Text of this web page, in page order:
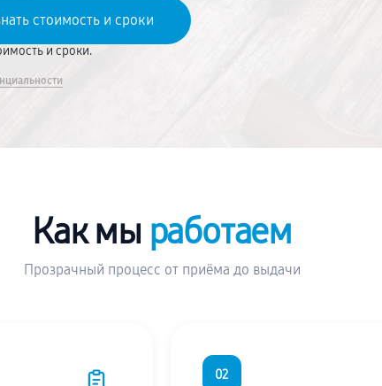
и сроки.
Как мы работаем
Прозрачный процесс от приёма до выдачи
02